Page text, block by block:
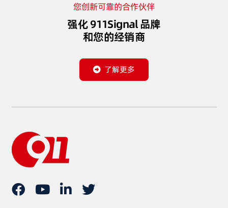
您创新可靠的合作伙伴
强化 911Signal 品牌
和您的经销商
了解更多